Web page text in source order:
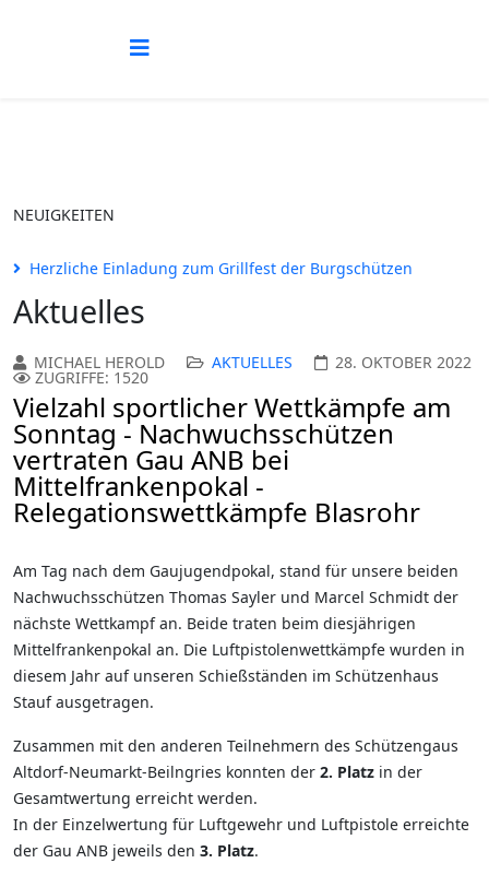
NEUIGKEITEN
Herzliche Einladung zum Grillfest der Burgschützen
Aktuelles
MICHAEL HEROLD AKTUELLES 28. OKTOBER 2022
ZUGRIFFE: 1520
Vielzahl sportlicher Wettkämpfe am
Sonntag - Nachwuchsschützen
vertraten Gau ANB bei
Mittelfrankenpokal -
Relegationswettkämpfe Blasrohr
Am Tag nach dem Gaujugendpokal, stand für unsere beiden
Nachwuchsschützen Thomas Sayler und Marcel Schmidt der
nächste Wettkampf an. Beide traten beim diesjährigen
Mittelfrankenpokal an. Die Luftpistolenwettkämpfe wurden in
diesem Jahr auf unseren Schießständen im Schützenhaus
Stauf ausgetragen.
Zusammen mit den anderen Teilnehmern des Schützengaus
Altdorf-Neumarkt-Beilngries konnten der 2. Platz in der
Gesamtwertung erreicht werden.
In der Einzelwertung für Luftgewehr und Luftpistole erreichte
der Gau ANB jeweils den 3. Platz.